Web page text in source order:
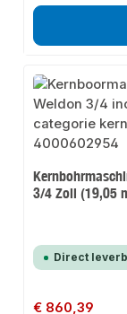
3/4 Zoll (19,05
Direct
Normale prijs:
€ 860,39